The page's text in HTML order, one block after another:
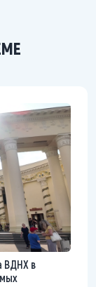
ВДНХ в